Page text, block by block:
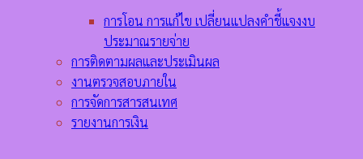
การโอน การแก้ไข เปลี่ยนแปลงคำชี้แจงงบ
ประมาณรายจ่าย
การติดตามผลและประเมินผล
งานตรวจสอบภายใน
การจัดการสารสนเทศ
รายงานการเงิน